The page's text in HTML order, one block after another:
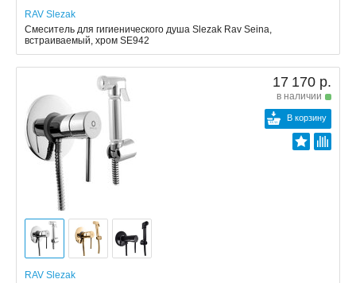
RAV Slezak
Смеситель для гигиенического душа Slezak Rav Seina,
встраиваемый, хром SE942
17 170 р.
в наличии
В корзину
RAV Slezak